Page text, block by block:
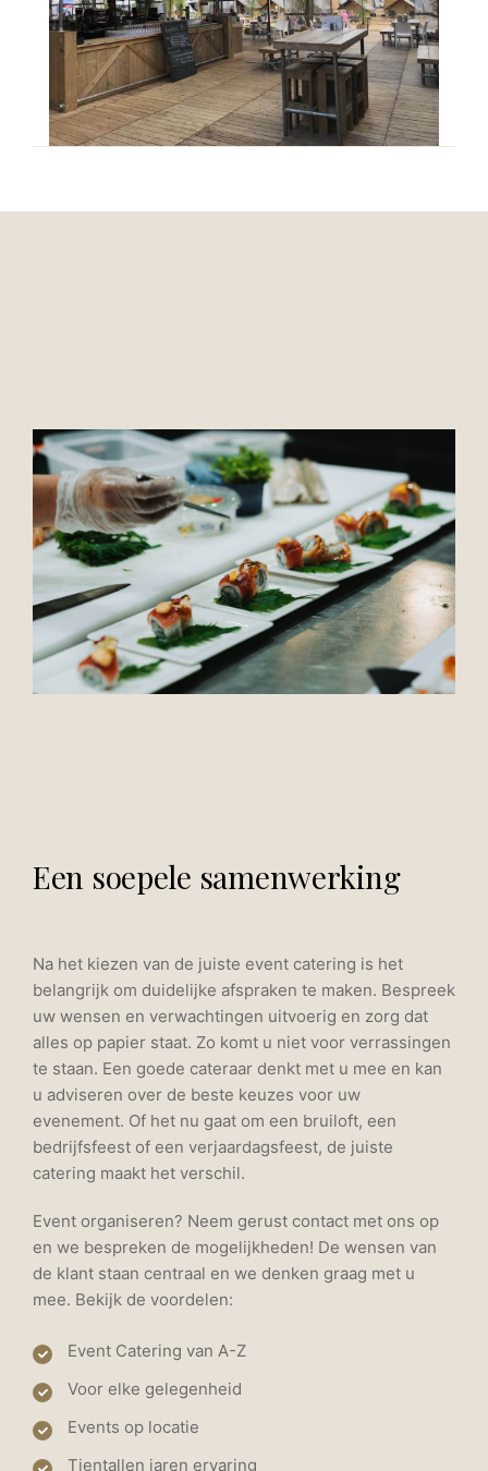
Een soepele samenwerking
Na het kiezen van de juiste event catering is het
belangrijk om duidelijke afspraken te maken. Bespreek
uw wensen en verwachtingen uitvoerig en zorg dat
alles op papier staat. Zo komt u niet voor verrassingen
te staan. Een goede cateraar denkt met u mee en kan
u adviseren over de beste keuzes voor uw
evenement. Of het nu gaat om een bruiloft, een
bedrijfsfeest of een verjaardagsfeest, de juiste
catering maakt het verschil.
Event organiseren? Neem gerust contact met ons op
en we bespreken de mogelijkheden! De wensen van
de klant staan centraal en we denken graag met u
mee. Bekijk de voordelen:
Event Catering van A-Z
Voor elke gelegenheid
Events op locatie
Tientallen jaren ervaring